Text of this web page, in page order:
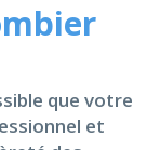
que votre
et